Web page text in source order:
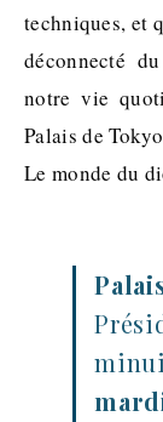
techniques, et
déconnecté
notre vie
Palais de
Le monde du